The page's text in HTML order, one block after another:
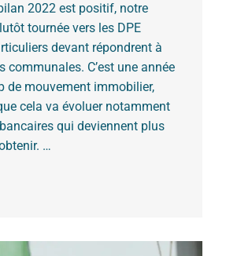
2022 est positif, notre
tournée vers les DPE
devant répondrent à
communales. C’est une année
de mouvement immobilier,
cela va évoluer notamment
qui deviennent plus
…